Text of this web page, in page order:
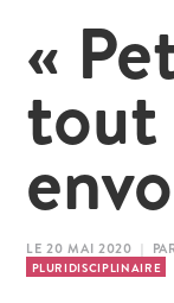
«
tout
LE 20 MAI 2020 |
PLURIDISCIPLINAIRE